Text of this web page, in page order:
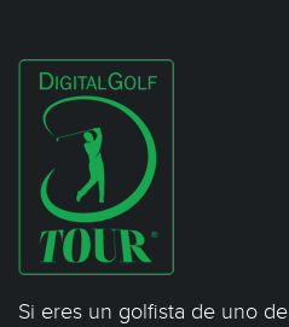
Si eres un golfista de uno de